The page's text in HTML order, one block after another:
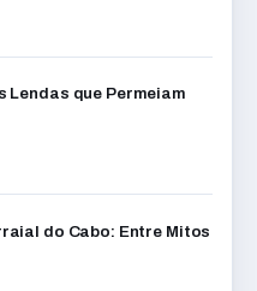
Lendas que Permeiam
do Cabo: Entre Mitos